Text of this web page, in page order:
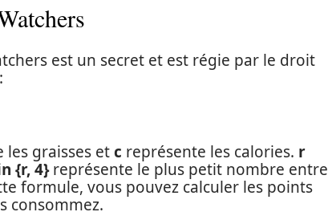
est un secret et est régie par le droit
les graisses etc représente les calories. r
{r, 4}représente le plus petit nombre entre
formule, vous pouvez calculer les points
consommez.